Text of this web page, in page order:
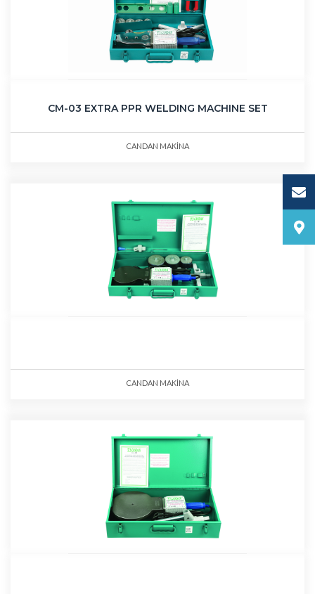
CM-03 EXTRA PPR WELDING MACHINE SET
CANDAN MAKİNA
CANDAN MAKİNA